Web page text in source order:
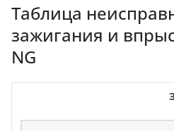
Таблица
зажигания и
NG